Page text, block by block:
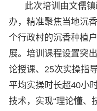
此次培训由文儒
办，精准聚焦当地沉
个行政村的沉香种植
展。培训课程设置突
论授课、25次实操指
平均实操时长超40小
技术，实现“理论懂、